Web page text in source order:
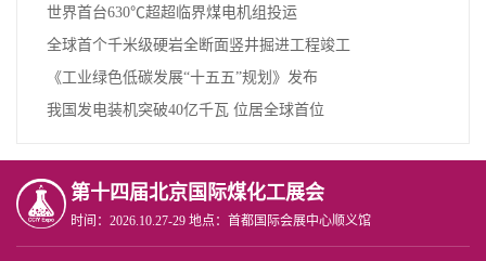
世界首台630℃超超临界煤电机组投运
全球首个千米级硬岩全断面竖井掘进工程竣工
《工业绿色低碳发展“十五五”规划》发布
我国发电装机突破40亿千瓦 位居全球首位
第十四届北京国际煤化工展会
时间：2026.10.27-29 地点：首都国际会展中心顺义馆